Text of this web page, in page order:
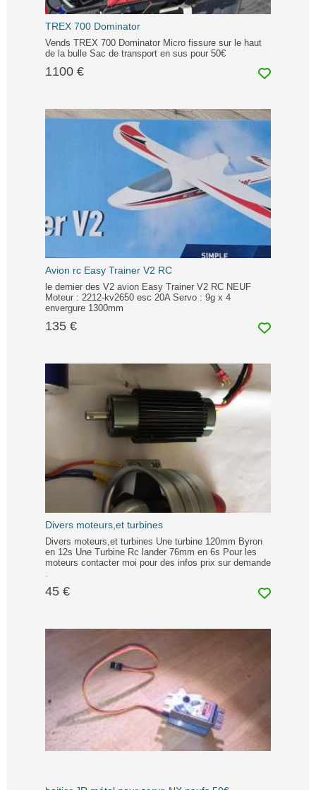
TREX 700 Dominator
Vends TREX 700 Dominator Micro fissure sur le haut
de la bulle Sac de transport en sus pour 50€
1100 €
Avion rc Easy Trainer V2 RC
le dernier des V2 avion Easy Trainer V2 RC NEUF
Moteur : 2212-kv2650 esc 20A Servo : 9g x 4
envergure 1300mm
135 €
Divers moteurs,et turbines
Divers moteurs,et turbines Une turbine 120mm Byron
en 12s Une Turbine Rc lander 76mm en 6s Pour les
moteurs contacter moi pour des infos prix sur demande
.
45 €